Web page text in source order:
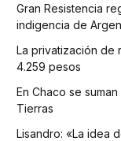
Gran Resistencia
indigencia de
La privatización de
4.259 pesos
En Chaco se
Tierras
Lisandro: «La idea